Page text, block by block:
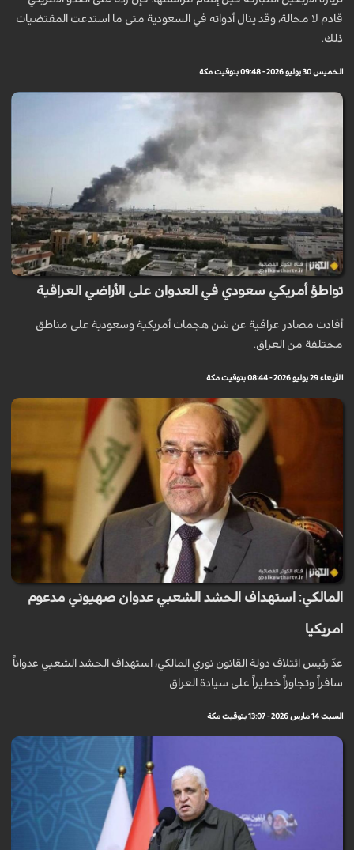
قادم لا محالة، وقد ينال أدواته في السعودية متى ما استدعت المقتضيات
ذلك.
الخميس 30 يوليو 2026 - 09:48 بتوقيت مكة
تواطؤ أمريكي سعودي في العدوان على الأراضي العراقية
أفادت مصادر عراقية عن شن هجمات أمريكية وسعودية على مناطق
مختلفة من العراق.
الأربعاء 29 يوليو 2026 - 08:44 بتوقيت مكة
المالكي: استهداف الحشد الشعبي عدوان صهيوني مدعوم
امريكيا
عدّ رئيس ائتلاف دولة القانون نوري المالكي، استهداف الحشد الشعبي عدواناً
سافراً وتجاوزاً خطيراً على سيادة العراق.
السبت 14 مارس 2026 - 13:07 بتوقيت مكة